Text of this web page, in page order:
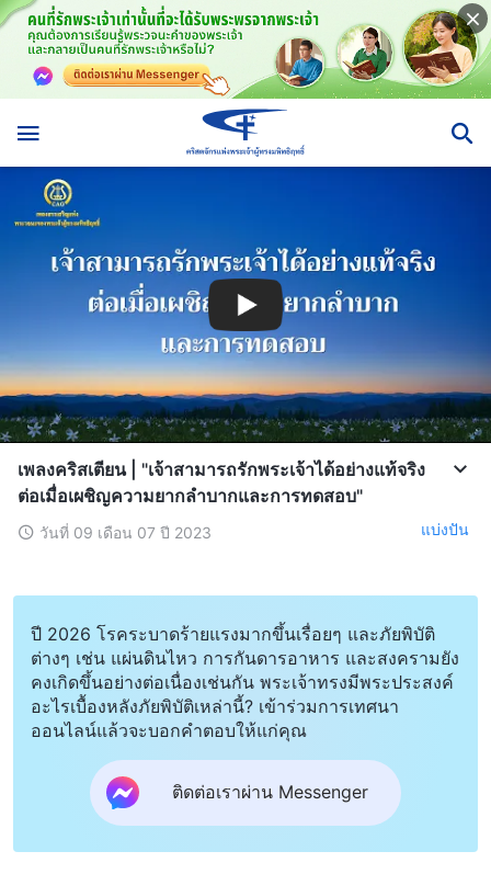
เพลงคริสเตียน | "เจ้าสามารถรักพระเจ้าได้อย่างแท้จริง
ต่อเมื่อเผชิญความยากลำบากและการทดสอบ"
วันที่ 09 เดือน 07 ปี 2023 แบ่งปัน
ปี 2026 โรคระบาดร้ายแรงมากขึ้นเรื่อยๆ และภัยพิบัติ
ต่างๆ เช่น แผ่นดินไหว การกันดารอาหาร และสงครามยัง
คงเกิดขึ้นอย่างต่อเนื่องเช่นกัน พระเจ้าทรงมีพระประสงค์
อะไรเบื้องหลังภัยพิบัติเหล่านี้? เข้าร่วมการเทศนา
ออนไลน์แล้วจะบอกคำตอบให้แก่คุณ
ติดต่อเราผ่าน Messenger